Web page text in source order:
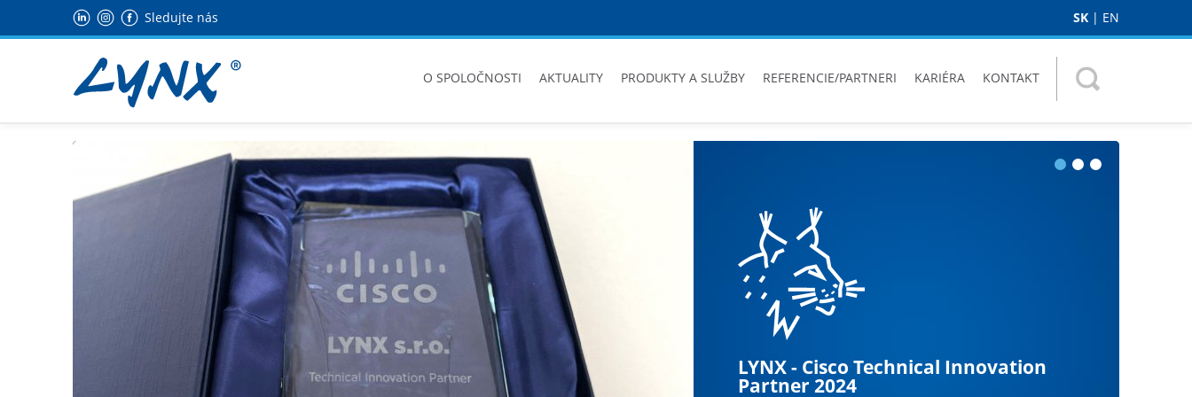
Sledujte nás SK | EN
O SPOLOČNOSTI AKTUALITY PRODUKTY A SLUŽBY REFERENCIE/PARTNERI KARIÉRA KONTAKT
LYNX - Cisco Technical Innovation
Partner 2024
LYNX získal ocenenie Checkpoint
Inovatívny partner 2024
LYNX MIDS
Jedinečný informačný systém, ktorý monitoruje široké